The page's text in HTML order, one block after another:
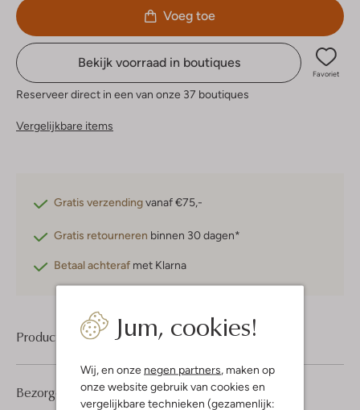
Jum, cookies!
Wij, en onze negen partners , maken op
onze website gebruik van cookies en
vergelijkbare technieken (gezamenlijk:
Voeg toe
Bekijk voorraad in boutiques
Favoriet
Reserveer direct in een van onze 37 boutiques
Vergelijkbare items
Gratis verzendingvanaf €75,-
Gratis retourneren binnen 30 dagen*
Betaal achteraf met Klarna
Product informatie
Bezorgen & retourneren